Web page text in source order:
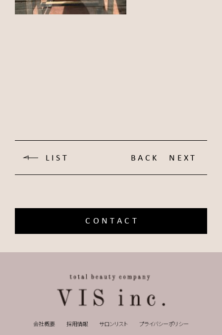
LIST BACK NEXT
CONTACT
会社概要 採用情報 サロンリスト プライバシーポリシー